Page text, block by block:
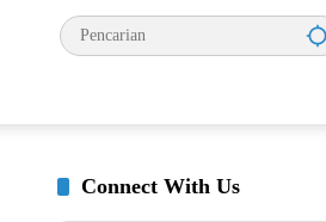
Connect With Us